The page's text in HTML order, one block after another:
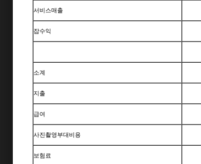
서비스매출
잡수익
소계
지출
급여
사진촬영부대비용
보험료